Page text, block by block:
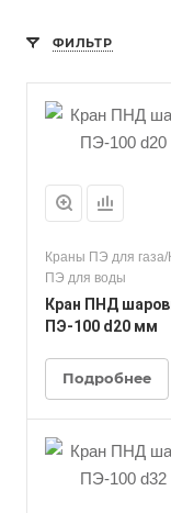
ФИЛЬТР
Краны ПЭ для
ПЭ для воды
Кран ПНД
ПЭ-100 d20 мм
Подробнее